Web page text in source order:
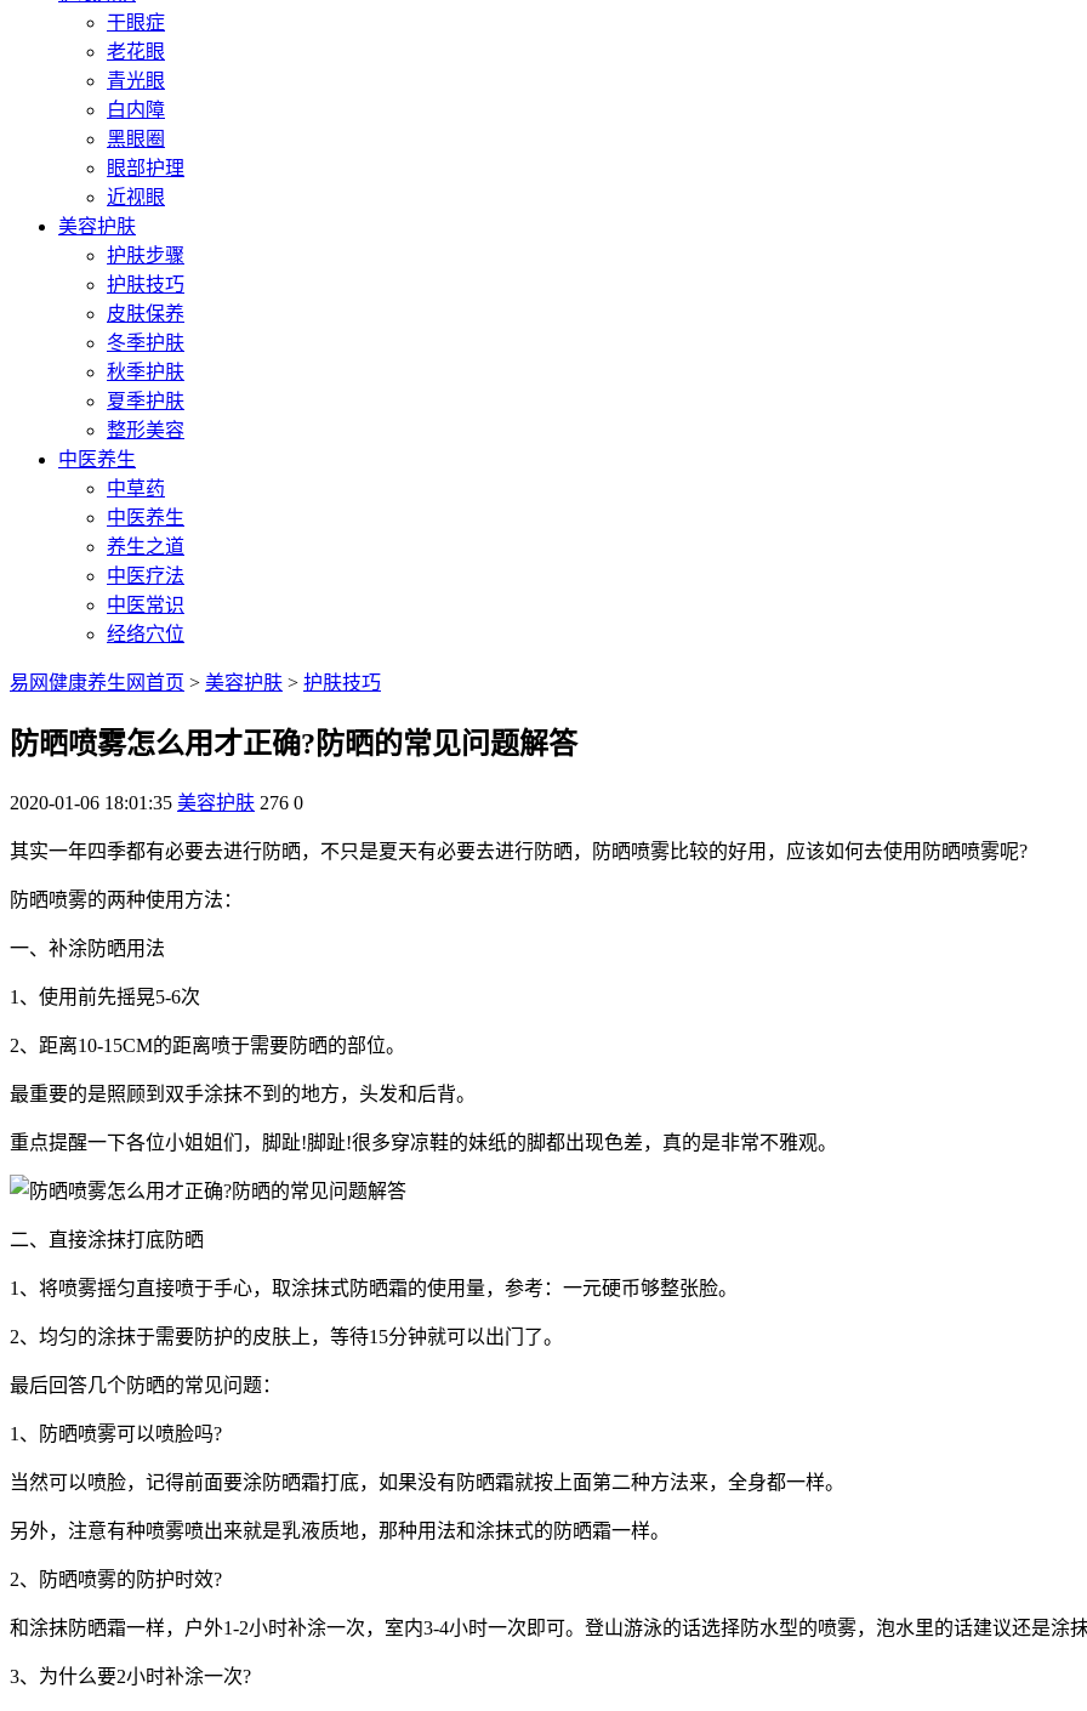
干眼症
老花眼
青光眼
白内障
黑眼圈
眼部护理
近视眼
美容护肤
护肤步骤
护肤技巧
皮肤保养
冬季护肤
秋季护肤
夏季护肤
整形美容
中医养生
中草药
中医养生
养生之道
中医疗法
中医常识
经络穴位
易网健康养生网首页 > 美容护肤 > 护肤技巧
防晒喷雾怎么用才正确?防晒的常见问题解答
2020-01-06 18:01:35 美容护肤 276 0
其实一年四季都有必要去进行防晒，不只是夏天有必要去进行防晒，防晒喷雾比较的好用，应该如何去使用防晒喷雾呢?
防晒喷雾的两种使用方法：
一、补涂防晒用法
1、使用前先摇晃5-6次
2、距离10-15CM的距离喷于需要防晒的部位。
最重要的是照顾到双手涂抹不到的地方，头发和后背。
重点提醒一下各位小姐姐们，脚趾!脚趾!很多穿凉鞋的妹纸的脚都出现色差，真的是非常不雅观。
二、直接涂抹打底防晒
1、将喷雾摇匀直接喷于手心，取涂抹式防晒霜的使用量，参考：一元硬币够整张脸。
2、均匀的涂抹于需要防护的皮肤上，等待15分钟就可以出门了。
最后回答几个防晒的常见问题：
1、防晒喷雾可以喷脸吗?
当然可以喷脸，记得前面要涂防晒霜打底，如果没有防晒霜就按上面第二种方法来，全身都一样。
另外，注意有种喷雾喷出来就是乳液质地，那种用法和涂抹式的防晒霜一样。
2、防晒喷雾的防护时效?
和涂抹防晒霜一样，户外1-2小时补涂一次，室内3-4小时一次即可。登山游泳的话选择防水型的喷雾，泡水里的话建议还是涂抹
3、为什么要2小时补涂一次?